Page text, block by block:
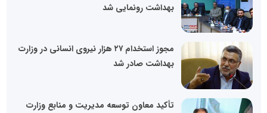
بهداشت رونمایی شد
مجوز استخدام ۲۷ هزار نیروی انسانی در وزارت
بهداشت صادر شد
تأکید معاون توسعه مدیریت و منابع وزارت